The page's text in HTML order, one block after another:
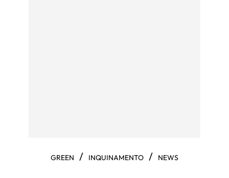
GREEN / INQUINAMENTO / NEWS